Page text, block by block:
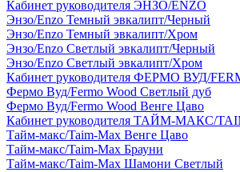
Кабинет руководителя ЭНЗО/ENZO
Энзо/Enzo Темный эвкалипт/Черный
Энзо/Enzo Темный эвкалипт/Хром
Энзо/Enzo Светлый эвкалипт/Черный
Энзо/Enzo Светлый эвкалипт/Хром
Кабинет руководителя ФЕРМО ВУД/
Фермо Вуд/Fermo Wood Светлый дуб
Фермо Вуд/Fermo Wood Венге Цаво
Кабинет руководителя ТАЙМ-МАКС/
Тайм-макс/Taim-Max Венге Цаво
Тайм-макс/Taim-Max Брауни
Тайм-макс/Taim-Max Шамони Светлый